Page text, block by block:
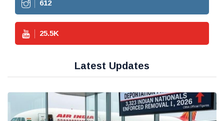
612
25.5K
Latest Updates